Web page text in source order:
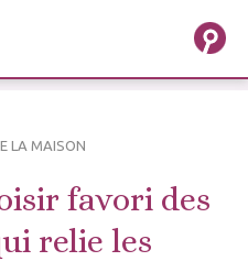
LA MAISON
favori des
relie les